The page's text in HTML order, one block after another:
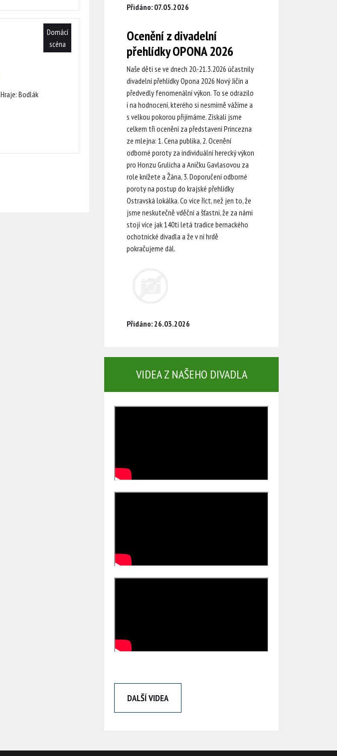
Domácí
scéna
Hraje: Bodlák
Přidáno: 07.05.2026
Ocenění z divadelní
přehlídky OPONA 2026
Naše děti se ve dnech 20.-21.3.2026 účastnily
divadelní přehlídky Opona 2026 Nový Jičín a
předvedly fenomenální výkon. To se odrazilo
i na hodnocení, kterého si nesmírně vážíme a
s velkou pokorou přijímáme. Získali jsme
celkem tři ocenění za představení Princezna
ze mlejna: 1. Cena publika, 2. Ocenění
odborné poroty za individuální herecký výkon
pro Honzu Grulicha a Aničku Gavlasovou za
role knížete a Žána, 3. Doporučení odborné
poroty na postup do krajské přehlídky
Ostravská lokálka. Co více říct, než jen to, že
jsme neskutečně vděční a šťastni, že za námi
stojí více jak 140ti letá tradice bernackého
ochotnické divadla a že v ní hrdě
pokračujeme dál.
Přidáno: 26.03.2026
VIDEA Z NAŠEHO DIVADLA
DALŠÍ VIDEA